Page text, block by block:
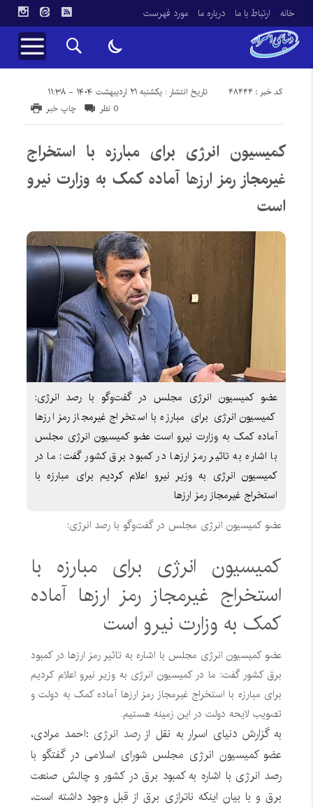
خانه ارتباط با ما درباره ما مورد فهرست
تاریخ انتشار : یکشنبه ۲۱ اردیبهشت ۱۴۰۴ - ۱۱:۳۸ کد خبر : 48444
چاپ خبر 0 نظر
کمیسیون انرژی برای مبارزه با استخراج
غیرمجاز رمز ارزها آماده کمک به وزارت نیرو
است
عضو کمیسیون انرژی مجلس در گفت‌وگو با رصد انرژی:
کمیسیون انرژی برای مبارزه با استخراج غیرمجاز رمز ارزها
آماده کمک به وزارت نیرو است عضو کمیسیون انرژی مجلس
با اشاره به تاثیر رمز ارزها در کمبود برق کشور گفت: ما در
کمیسیون انرژی به وزیر نیرو اعلام کردیم برای مبارزه با
استخراج غیرمجاز رمز ارزها
عضو کمیسیون انرژی مجلس در گفت‌وگو با رصد انرژی:
کمیسیون انرژی برای مبارزه با
استخراج غیرمجاز رمز ارزها آماده
کمک به وزارت نیرو است
عضو کمیسیون انرژی مجلس با اشاره به تاثیر رمز ارزها در کمبود
برق کشور گفت: ما در کمیسیون انرژی به وزیر نیرو اعلام کردیم
برای مبارزه با استخراج غیرمجاز رمز ارزها آماده کمک به دولت و
تصویب لایحه دولت در این زمینه هستیم.
به گزارش دنیای اسرار به نقل ازرصد انرژی :احمد مرادی،
عضو کمیسیون انرژی مجلس شورای اسلامی در گفتگو با
رصد انرژی با اشاره به کمبود برق در کشور و چالش صنعت
برق و با بیان اینکه ناترازی برق از قبل وجود داشته است،